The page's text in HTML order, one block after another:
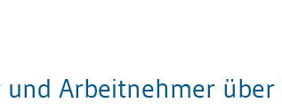
und Arbeitnehmer